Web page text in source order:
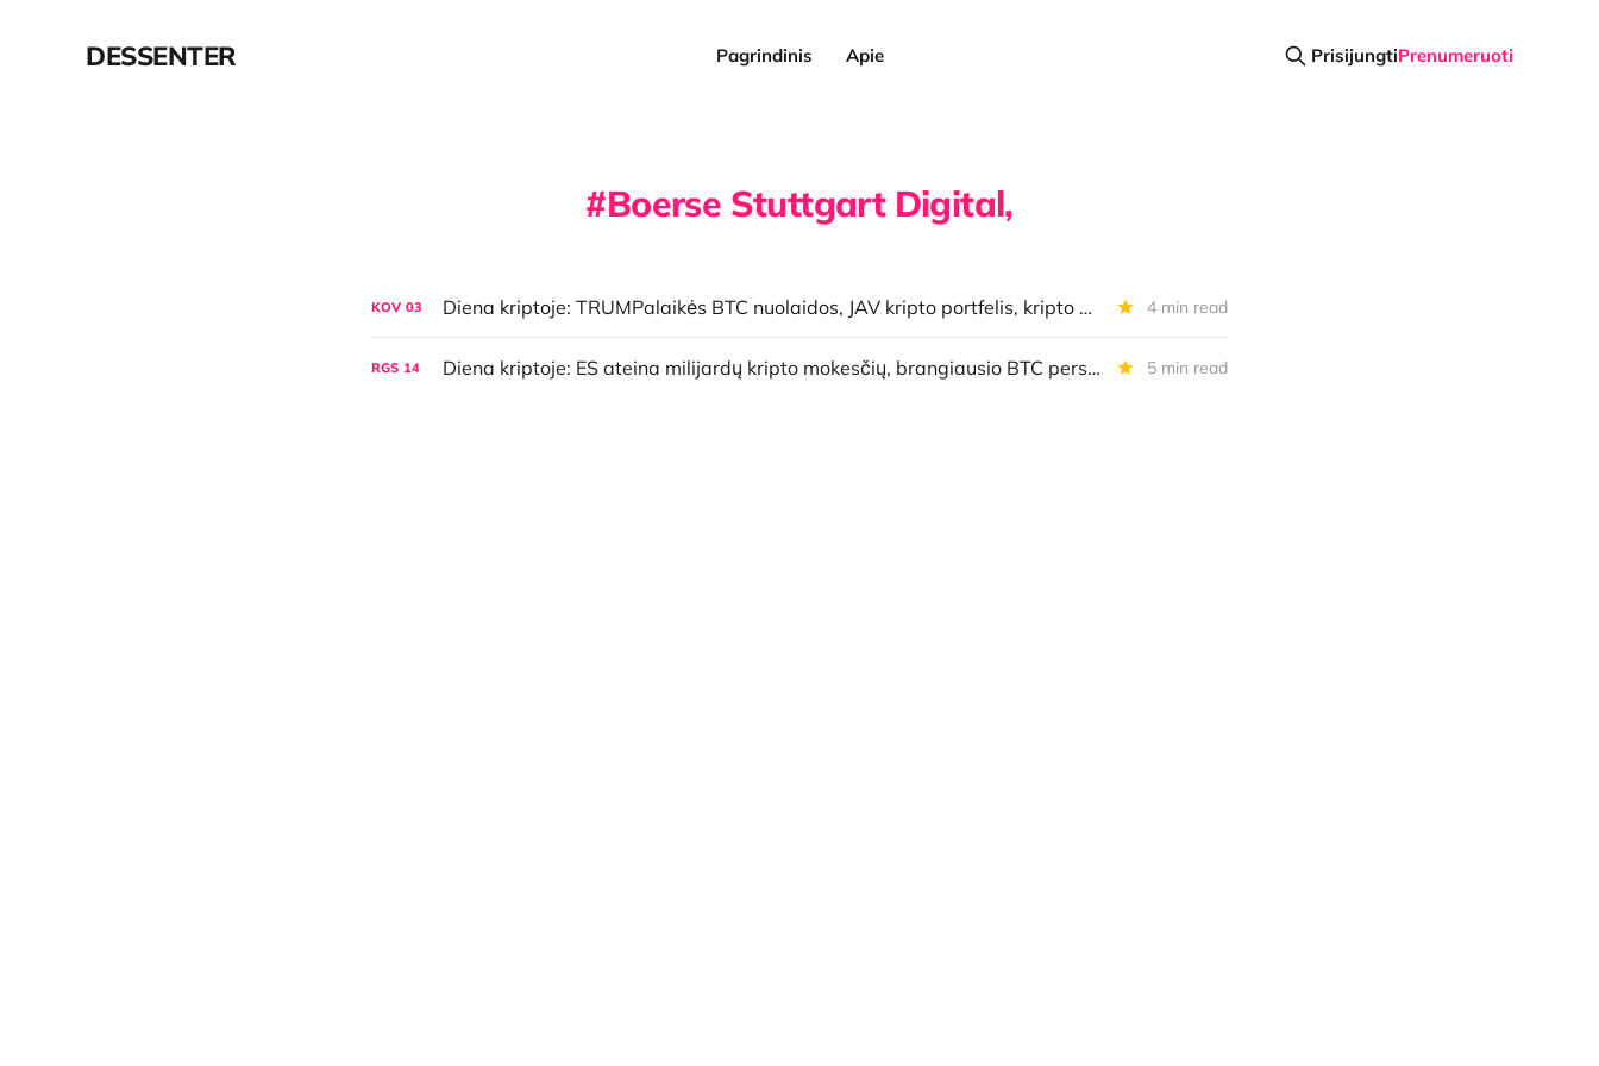
DESSENTER Pagrindinis Apie PrisijungtiPrenumeruoti
Boerse Stuttgart Digital,
KOV 03 Diena kriptoje: TRUMPalaikės BTC nuolaidos, JAV kripto portfelis, kripto AI signalai ir dar daugiau 4 min read
RGS 14 Diena kriptoje: ES ateina milijardų kripto mokesčių, brangiausio BTC persiuntimo kaltininkas, katinų NFT nesėkmė 5 min read